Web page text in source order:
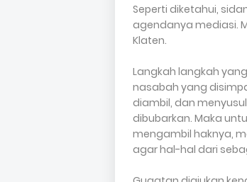
Seperti diketahui,
agendanya mediasi.
Klaten.
Langkah langkah
nasabah yang
diambil, dan
dibubarkan. Maka
mengambil haknya,
agar hal-hal dari